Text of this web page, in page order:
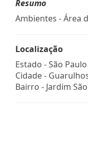
Resumo
Ambientes - Área
Localização
Estado -São Paulo
Cidade -
Bairro - Jardim